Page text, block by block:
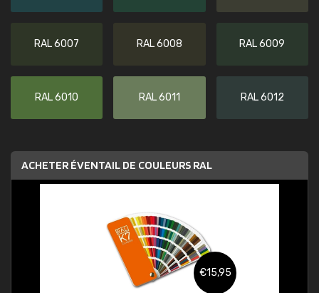
RAL 6007 RAL 6008 RAL 6009
RAL 6010 RAL 6011 RAL 6012
ACHETER ÉVENTAIL DE COULEURS RAL
€15,95